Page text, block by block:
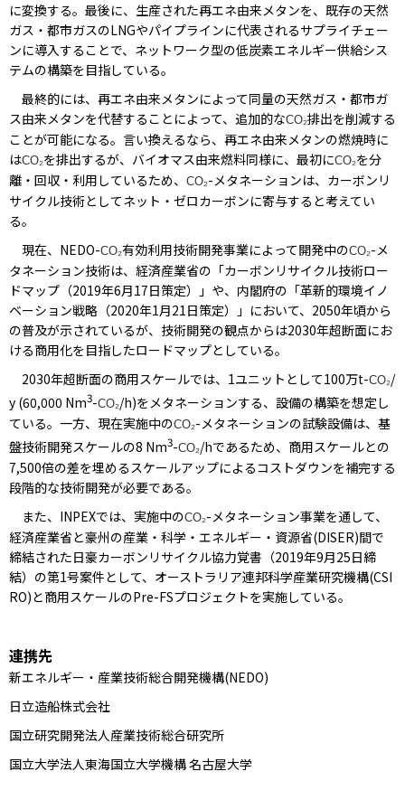
に変換する。最後に、生産された再エネ由来メタンを、既存の天然
ガス・都市ガスのLNGやパイプラインに代表されるサプライチェー
ンに導入することで、ネットワーク型の低炭素エネルギー供給シス
テムの構築を目指している。
最終的には、再エネ由来メタンによって同量の天然ガス・都市ガ
ス由来メタンを代替することによって、追加的なCO₂排出を削減する
ことが可能になる。言い換えるなら、再エネ由来メタンの燃焼時に
はCO₂を排出するが、バイオマス由来燃料同様に、最初にCO₂を分
離・回収・利用しているため、 CO₂-メタネーションは、カーボンリ
サイクル技術としてネット・ゼロカーボンに寄与すると考えてい
る。
現在、NEDO-CO₂有効利用技術開発事業によって開発中のCO₂-メ
タネーション技術は、経済産業省の「カーボンリサイクル技術ロー
ドマップ（2019年6月17日策定）」や、内閣府の「革新的環境イノ
ベーション戦略（2020年1月21日策定）」において、2050年頃から
の普及が示されているが、技術開発の観点からは2030年超断面にお
ける商用化を目指したロードマップとしている。
2030年超断面の商用スケールでは、1ユニットとして100万t-CO₂/
y (60,000 Nm3-CO₂/h)をメタネーションする、設備の構築を想定し
ている。一方、現在実施中のCO₂-メタネーションの試験設備は、基
盤技術開発スケールの8 Nm3-CO₂/hであるため、商用スケールとの
7,500倍の差を埋めるスケールアップによるコストダウンを補完する
段階的な技術開発が必要である。
また、INPEXでは、実施中のCO₂-メタネーション事業を通して、
経済産業省と豪州の産業・科学・エネルギー・資源省(DISER)間で
締結された日豪カーボンリサイクル協力覚書（2019年9月25日締
結）の第1号案件として、オーストラリア連邦科学産業研究機構(CSI
RO)と商用スケールのPre-FSプロジェクトを実施している。
連携先
新エネルギー・産業技術総合開発機構(NEDO)
日立造船株式会社
国立研究開発法人産業技術総合研究所
国立大学法人東海国立大学機構 名古屋大学